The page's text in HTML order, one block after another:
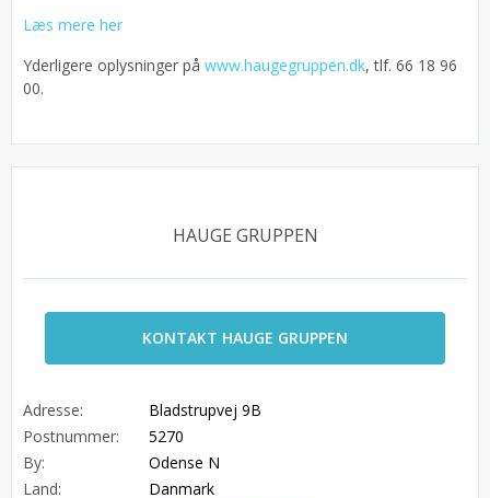
Læs mere her
Yderligere oplysninger på www.haugegruppen.dk, tlf. 66 18 96
00.
HAUGE GRUPPEN
KONTAKT HAUGE GRUPPEN
Adresse:
Bladstrupvej 9B
Postnummer:
5270
By:
Odense N
Land:
Danmark